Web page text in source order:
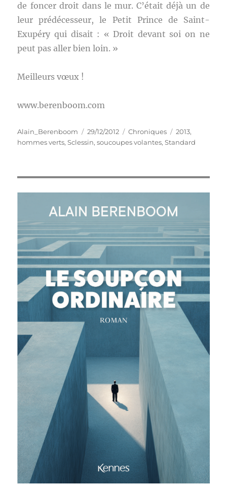
de foncer droit dans le mur. C’était déjà un de
leur prédécesseur, le Petit Prince de Saint-
Exupéry qui disait : « Droit devant soi on ne
peut pas aller bien loin. »
Meilleurs vœux !
www.berenboom.com
Auteur
Alain_Berenboom
Publié
le
29/12/2012 Catégories
Chroniques Étiquettes
2013,
hommes verts,Sclessin,soucoupes volantes,Standard